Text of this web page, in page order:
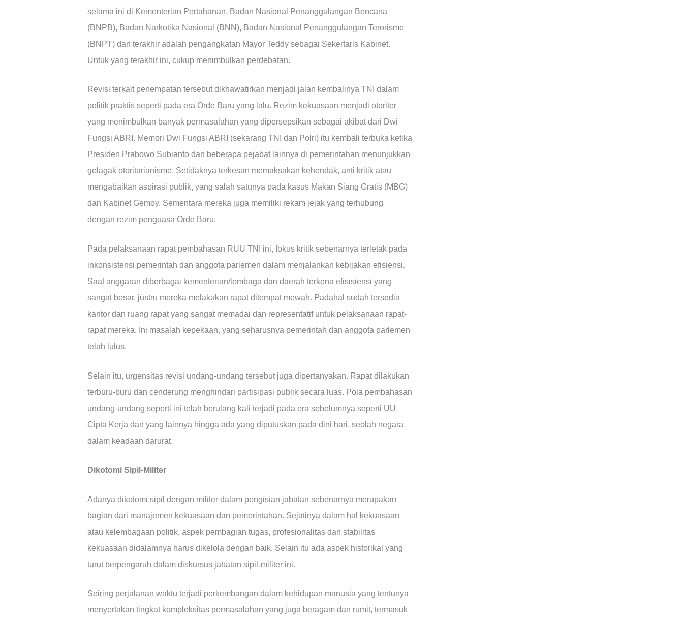
selama ini di Kementerian Pertahanan, Badan Nasional Penanggulangan Bencana
(BNPB), Badan Narkotika Nasional (BNN), Badan Nasional Penanggulangan Terorisme
(BNPT) dan terakhir adalah pengangkatan Mayor Teddy sebagai Sekertaris Kabinet.
Untuk yang terakhir ini, cukup menimbulkan perdebatan.
Revisi terkait penempatan tersebut dikhawatirkan menjadi jalan kembalinya TNI dalam
politik praktis seperti pada era Orde Baru yang lalu. Rezim kekuasaan menjadi otoriter
yang menimbulkan banyak permasalahan yang dipersepsikan sebagai akibat dari Dwi
Fungsi ABRI. Memori Dwi Fungsi ABRI (sekarang TNI dan Polri) itu kembali terbuka ketika
Presiden Prabowo Subianto dan beberapa pejabat lainnya di pemerintahan menunjukkan
gelagak otoritarianisme. Setidaknya terkesan memaksakan kehendak, anti kritik atau
mengabaikan aspirasi publik, yang salah satunya pada kasus Makan Siang Gratis (MBG)
dan Kabinet Gemoy. Sementara mereka juga memiliki rekam jejak yang terhubung
dengan rezim penguasa Orde Baru.
Pada pelaksanaan rapat pembahasan RUU TNI ini, fokus kritik sebenarnya terletak pada
inkonsistensi pemerintah dan anggota parlemen dalam menjalankan kebijakan efisiensi.
Saat anggaran diberbagai kementerian/lembaga dan daerah terkena efisisiensi yang
sangat besar, justru mereka melakukan rapat ditempat mewah. Padahal sudah tersedia
kantor dan ruang rapat yang sangat memadai dan representatif untuk pelaksanaan rapat-
rapat mereka. Ini masalah kepekaan, yang seharusnya pemerintah dan anggota parlemen
telah lulus.
Selain itu, urgensitas revisi undang-undang tersebut juga dipertanyakan. Rapat dilakukan
terburu-buru dan cenderung menghindari partisipasi publik secara luas. Pola pembahasan
undang-undang seperti ini telah berulang kali terjadi pada era sebelumnya seperti UU
Cipta Kerja dan yang lainnya hingga ada yang diputuskan pada dini hari, seolah negara
dalam keadaan darurat.
Dikotomi Sipil-Militer
Adanya dikotomi sipil dengan militer dalam pengisian jabatan sebenarnya merupakan
bagian dari manajemen kekuasaan dan pemerintahan. Sejatinya dalam hal kekuasaan
atau kelembagaan politik, aspek pembagian tugas, profesionalitas dan stabilitas
kekuasaan didalamnya harus dikelola dengan baik. Selain itu ada aspek historikal yang
turut berpengaruh dalam diskursus jabatan sipil-militer ini.
Seiring perjalanan waktu terjadi perkembangan dalam kehidupan manusia yang tentunya
menyertakan tingkat kompleksitas permasalahan yang juga beragam dan rumit, termasuk